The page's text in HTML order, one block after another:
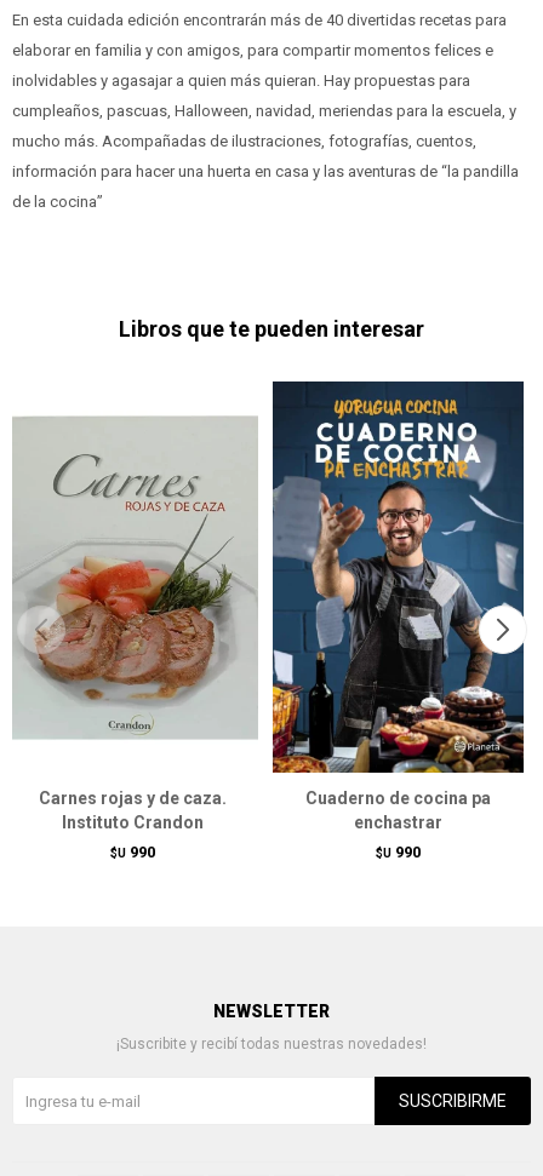
En esta cuidada edición encontrarán más de 40 divertidas recetas para
elaborar en familia y con amigos, para compartir momentos felices e
inolvidables y agasajar a quien más quieran. Hay propuestas para
cumpleaños, pascuas, Halloween, navidad, meriendas para la escuela, y
mucho más. Acompañadas de ilustraciones, fotografías, cuentos,
información para hacer una huerta en casa y las aventuras de “la pandilla
de la cocina”
Libros que te pueden interesar
Carnes rojas y de caza.
Instituto Crandon
$U 990
Cuaderno de cocina pa
enchastrar
$U 990
NEWSLETTER
¡Suscribite y recibí todas nuestras novedades!
SUSCRIBIRME